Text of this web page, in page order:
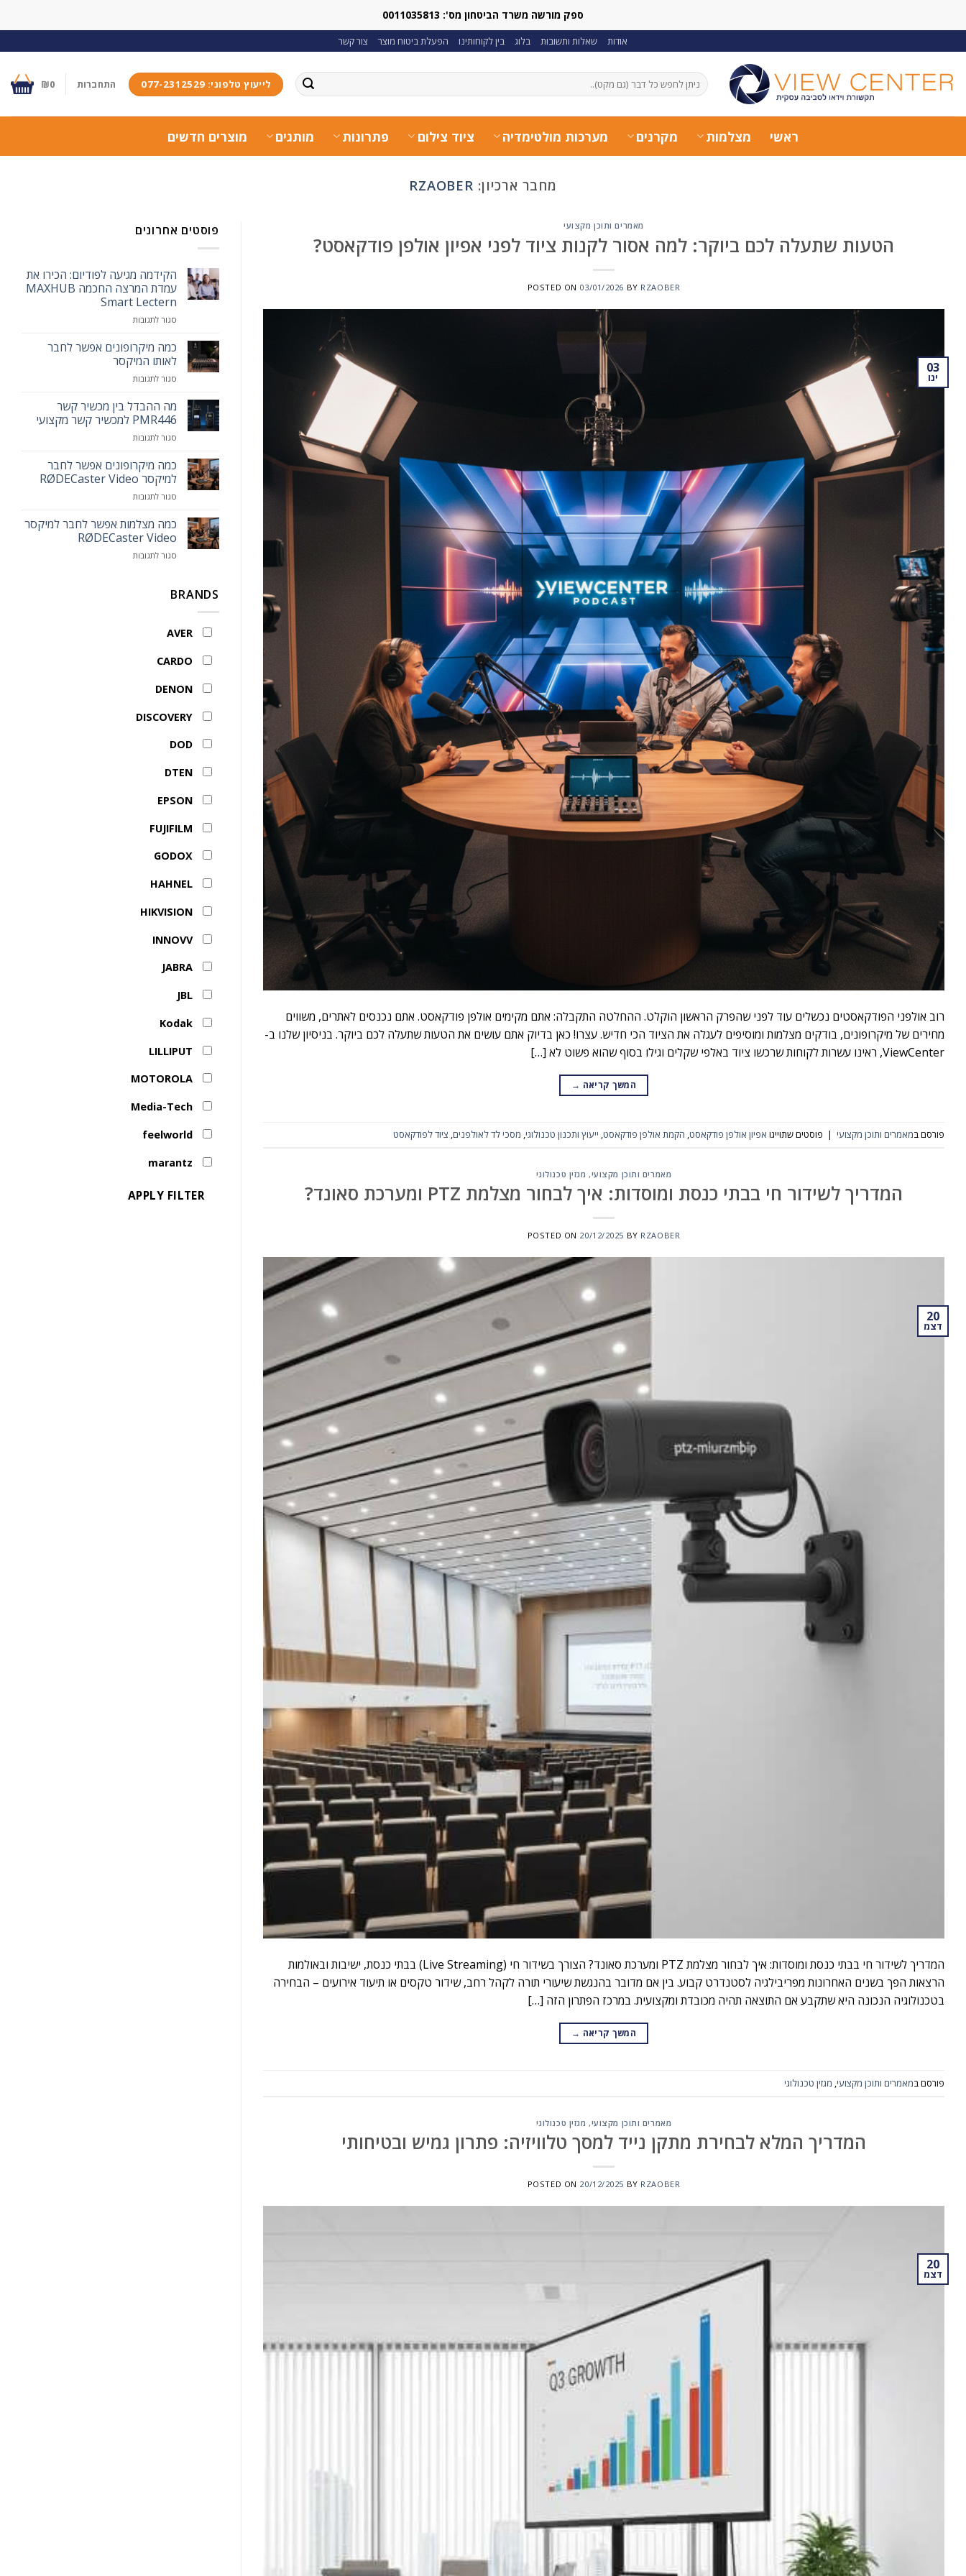
ספק מורשה משרד הביטחון מס': 0011035813
אודות שאלות ותשובות בלוג בין לקוחותינו הפעלת ביטוח מוצר צור קשר
חיפוש
עבור:
לייעוץ טלפוני: 077-2312529 התחברות ₪0
ראשי מצלמות מקרנים מערכות מולטימדיה ציוד צילום פתרונות מותגים מוצרים חדשים
מחבר ארכיון: RZAOBER
מאמרים ותוכן מקצועי
הטעות שתעלה לכם ביוקר: למה אסור לקנות ציוד לפני אפיון אולפן פודקאסט?
POSTED ON 03/01/2026 BY RZAOBER
03
ינו
רוב אולפני הפודקאסטים נכשלים עוד לפני שהפרק הראשון הוקלט. ההחלטה התקבלה: אתם מקימים אולפן פודקאסט. אתם נכנסים לאתרים, משווים
מחירים של מיקרופונים, בודקים מצלמות ומוסיפים לעגלה את הציוד הכי חדיש. עצרו! כאן בדיוק אתם עושים את הטעות שתעלה לכם ביוקר. בניסיון שלנו ב-
ViewCenter, ראינו עשרות לקוחות שרכשו ציוד באלפי שקלים וגילו בסוף שהוא פשוט לא […]
המשך קריאה →
פורסם במאמרים ותוכן מקצועי | פוסטים שתוייגו אפיון אולפן פודקאסט, הקמת אולפן פודקאסט, ייעוץ ותכנון טכנולוגי, מסכי לד לאולפנים, ציוד לפודקאסט
מאמרים ותוכן מקצועי, מגזין טכנולוגי
המדריך לשידור חי בבתי כנסת ומוסדות: איך לבחור מצלמת PTZ ומערכת סאונד?
POSTED ON 20/12/2025 BY RZAOBER
20
דצמ
המדריך לשידור חי בבתי כנסת ומוסדות: איך לבחור מצלמת PTZ ומערכת סאונד? הצורך בשידור חי (Live Streaming) בבתי כנסת, ישיבות ובאולמות
הרצאות הפך בשנים האחרונות מפריבילגיה לסטנדרט קבוע. בין אם מדובר בהנגשת שיעורי תורה לקהל רחב, שידור טקסים או תיעוד אירועים – הבחירה
בטכנולוגיה הנכונה היא שתקבע אם התוצאה תהיה מכובדת ומקצועית. במרכז הפתרון הזה […]
המשך קריאה →
פורסם במאמרים ותוכן מקצועי, מגזין טכנולוגי
מאמרים ותוכן מקצועי, מגזין טכנולוגי
המדריך המלא לבחירת מתקן נייד למסך טלוויזיה: פתרון גמיש ובטיחותי
POSTED ON 20/12/2025 BY RZAOBER
20
דצמ
פוסטים אחרונים
הקידמה מגיעה לפודיום: הכירו את
עמדת המרצה החכמה MAXHUB
Smart Lectern
סגור לתגובותעל
מגיעה
לפודיום:
הכירו
את
המרצה
החכמה
Smart
כמה מיקרופונים אפשר לחבר
לאותו המיקסר
סגור לתגובותעל
מיקרופונים
אפשר
לחבר
לאותו
מה ההבדל בין מכשיר קשר
PMR446 למכשיר קשר מקצועי
סגור לתגובותעל
ההבדל
בין
מכשיר
קשר
למכשיר
קשר
כמה מיקרופונים אפשר לחבר
למיקסר RØDECaster Video
סגור לתגובותעל
מיקרופונים
אפשר
לחבר
למיקסר
כמה מצלמות אפשר לחבר למיקסר
RØDECaster Video
סגור לתגובותעל
BRANDS
AVER
CARDO
DENON
DISCOVERY
DOD
DTEN
EPSON
FUJIFILM
GODOX
HAHNEL
HIKVISION
INNOVV
JABRA
JBL
Kodak
LILLIPUT
MOTOROLA
Media-Tech
feelworld
marantz
APPLY FILTER